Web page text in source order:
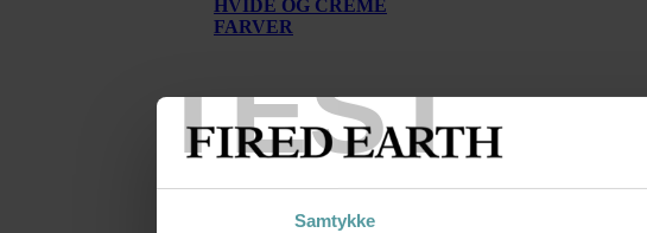
TEST
Samtykke
HVIDE OG CREME
FARVER